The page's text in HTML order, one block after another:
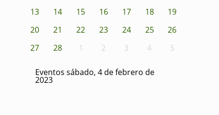
13
14 15 16 17 18
19
20
21 22 23 24 25
26
27
28 1 2 3 4 5
Eventos sábado, 4 de febrero de
2023